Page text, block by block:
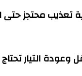
التيار